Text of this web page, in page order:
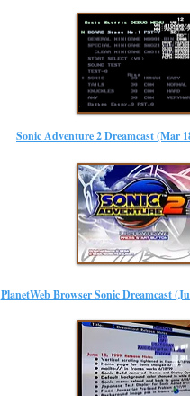
Sonic Adventure 2 Dreamcast (Mar
PlanetWeb Browser Sonic Dreamcast